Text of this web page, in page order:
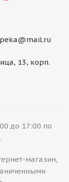
13, корп.
до 17:00 по
магазин,